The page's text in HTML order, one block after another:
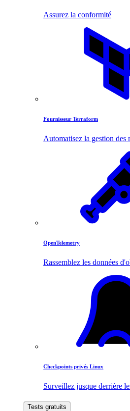
Assurez la conformité
Fournisseur Terraform
Automatisez la gestion des
OpenTelemetry
Rassemblez les données
Checkpoints privés Linux
Surveillez jusque derrière
Tests gratuits